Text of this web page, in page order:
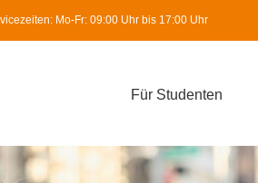
Mo-Fr: 09:00 Uhr bis 17:00 Uhr
Für Studenten